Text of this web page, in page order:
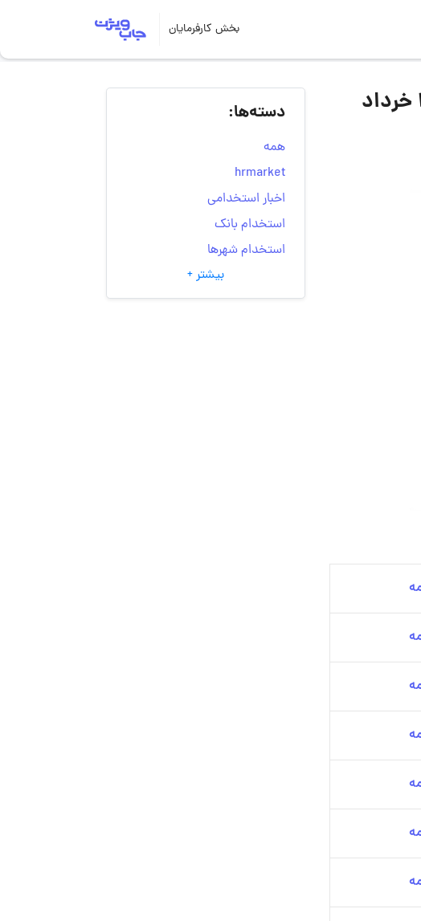
بخش کارفرمایان
لیست جدیدترین آگهی‌های استخدام گروه صنعتی ملی شیمی | ۲۵ خرداد دسته‌ها:
همه
hrmarket
اخبار استخدامی
استخدام بانک
استخدام شهرها
انتخاب مسیر شغلی
به‌روزرسانی‌های سایت
بیشتر +